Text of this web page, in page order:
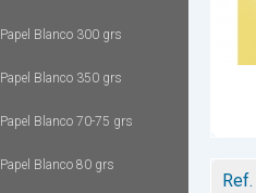
Papel Blanco 300 grs
Papel Blanco 350 grs
Papel Blanco 70-75 grs
Papel Blanco 80 grs
Ref.